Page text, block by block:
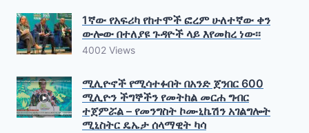
1ኛው የአፍሪካ የከተሞች ፎረም ሁለተኛው ቀን
ውሎው በተለያዩ ጉዳዮች ላይ እየመከረ ነው፡፡
4002 Views
ሚሊዮኖች የሚሳተፉበት በአንድ ጀንበር 600
ሚሊዮን ችግኞችን የመትከል መርሐ ግብር
ተጀምሯል – የመንግስት ኮሙኒኬሽን አገልግሎት
ሚኒስትር ዴኤታ ሰላማዊት ካሳ